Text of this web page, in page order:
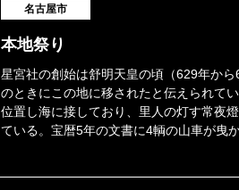
名古屋市
本地祭り
星宮社の創始は舒明天皇の頃（629年か
のときにこの地に移されたと伝えられて
位置し海に接しており、里人の灯す常夜
ている。宝暦5年の文書に4輌の山車が曳